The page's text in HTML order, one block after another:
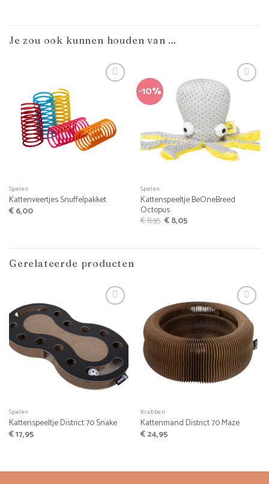
Je zou ook kunnen houden van …
Spelen
Kattenveertjes Snuffelpakket
€6,00
-10%
Spelen
Kattenspeeltje BeOneBreed
Octopus
€8,95 Oorspronkelijke
prijs
€8,05Huidige
prijs
Gerelateerde producten
Spelen
Kattenspeeltje District 70 Snake
€17,95
Krabben
Kattenmand District 70 Maze
€24,95